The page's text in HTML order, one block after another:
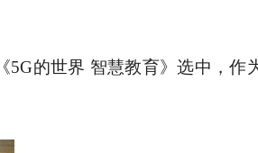
5G的世界 智慧教育》选中，作